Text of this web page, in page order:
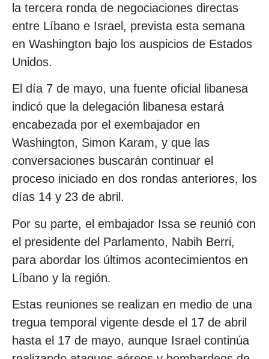
la tercera ronda de negociaciones directas
entre Líbano e Israel, prevista esta semana
en Washington bajo los auspicios de Estados
Unidos.
El día 7 de mayo, una fuente oficial libanesa
indicó que la delegación libanesa estará
encabezada por el exembajador en
Washington, Simon Karam, y que las
conversaciones buscarán continuar el
proceso iniciado en dos rondas anteriores, los
días 14 y 23 de abril.
Por su parte, el embajador Issa se reunió con
el presidente del Parlamento, Nabih Berri,
para abordar los últimos acontecimientos en
Líbano y la región.
Estas reuniones se realizan en medio de una
tregua temporal vigente desde el 17 de abril
hasta el 17 de mayo, aunque Israel continúa